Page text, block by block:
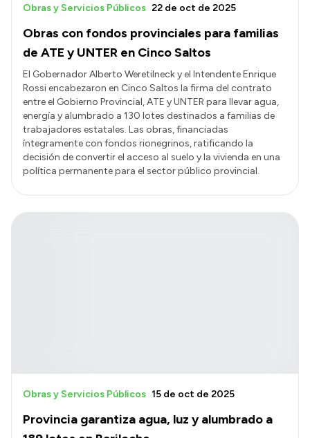
Obras con fondos provinciales para familias
de ATE y UNTER en Cinco Saltos
Obras y Servicios Públicos 22 de oct de 2025
El Gobernador Alberto Weretilneck y el Intendente Enrique
Rossi encabezaron en Cinco Saltos la firma del contrato
entre el Gobierno Provincial, ATE y UNTER para llevar agua,
energía y alumbrado a 130 lotes destinados a familias de
trabajadores estatales. Las obras, financiadas
íntegramente con fondos rionegrinos, ratificando la
decisión de convertir el acceso al suelo y la vivienda en una
política permanente para el sector público provincial.
Provincia garantiza agua, luz y alumbrado a
Obras y Servicios Públicos 15 de oct de 2025